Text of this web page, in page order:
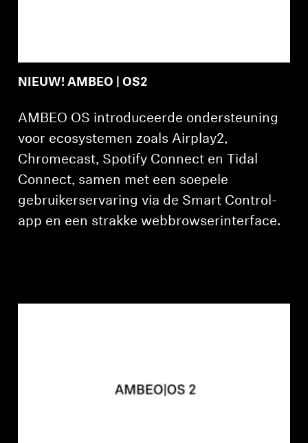
NIEUW! AMBEO | OS2
AMBEO OS introduceerde ondersteuning
voor ecosystemen zoals Airplay2,
Chromecast, Spotify Connect en Tidal
Connect, samen met een soepele
gebruikerservaring via de Smart Control-
app en een strakke webbrowserinterface.